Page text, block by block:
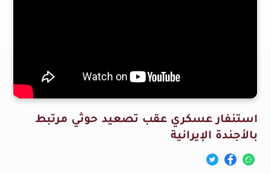
استنفار عسكري عقب تصعيد حوثي مرتبط
بالأجندة الإيرانية